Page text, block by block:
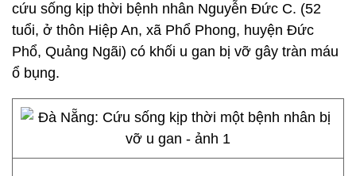
cứu sống kịp thời bệnh nhân Nguyễn Đức C. (52
tuổi, ở thôn Hiệp An, xã Phổ Phong, huyện Đức
Phổ, Quảng Ngãi) có khối u gan bị vỡ gây tràn máu
ổ bụng.